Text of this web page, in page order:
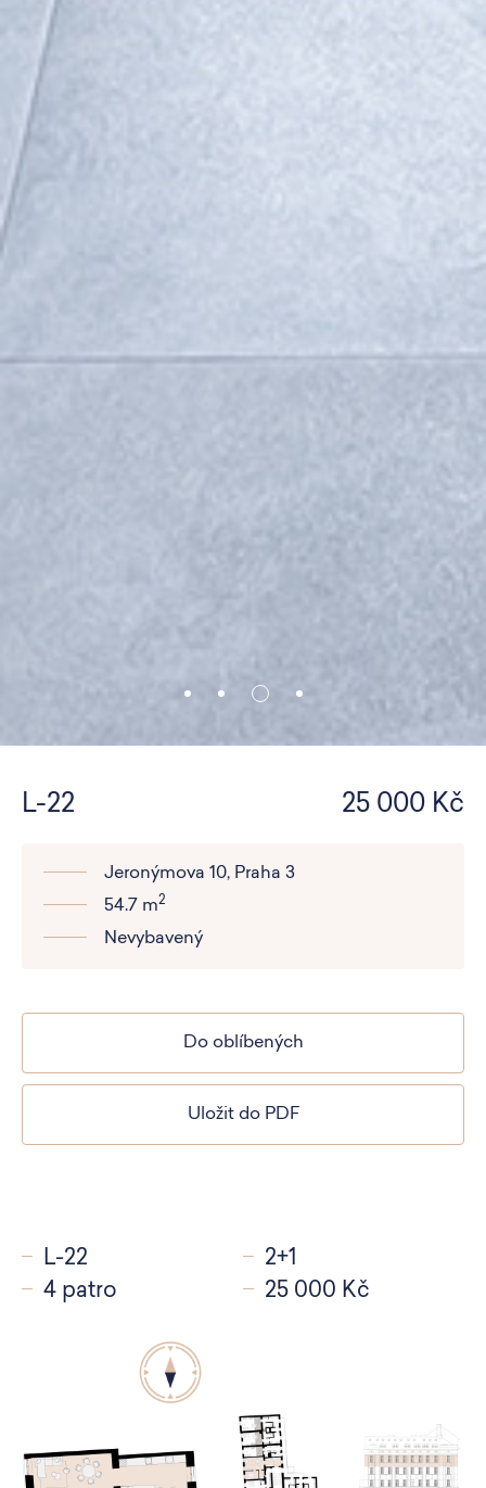
O nás
Oblíbené
L-22 25 000 Kč
Jeronýmova 10, Praha 3
54.7 m2
Nevybavený
Do oblíbených
Uložit do PDF
L-22
2+1
4 patro
25 000 Kč